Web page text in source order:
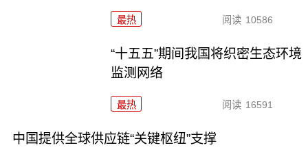
最热 阅读 10586
“十五五”期间我国将织密生态环境
监测网络
最热 阅读 16591
中国提供全球供应链“关键枢纽”支撑